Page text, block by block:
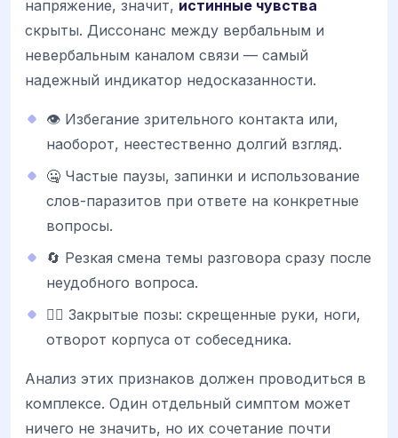
напряжение, значит, истинные чувства
скрыты. Диссонанс между вербальным и
невербальным каналом связи — самый
надежный индикатор недосказанности.
👁️ Избегание зрительного контакта или,
наоборот, неестественно долгий взгляд.
🤐 Частые паузы, запинки и использование
слов-паразитов при ответе на конкретные
вопросы.
🔄 Резкая смена темы разговора сразу после
неудобного вопроса.
🙅‍♀️ Закрытые позы: скрещенные руки, ноги,
отворот корпуса от собеседника.
Анализ этих признаков должен проводиться в
комплексе. Один отдельный симптом может
ничего не значить, но их сочетание почти